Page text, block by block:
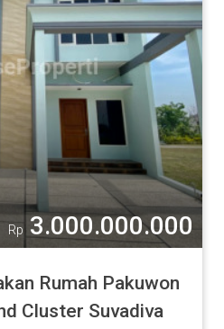
Rp 3.000.000.000
Rumah Pakuwon
Cluster Suvadiva